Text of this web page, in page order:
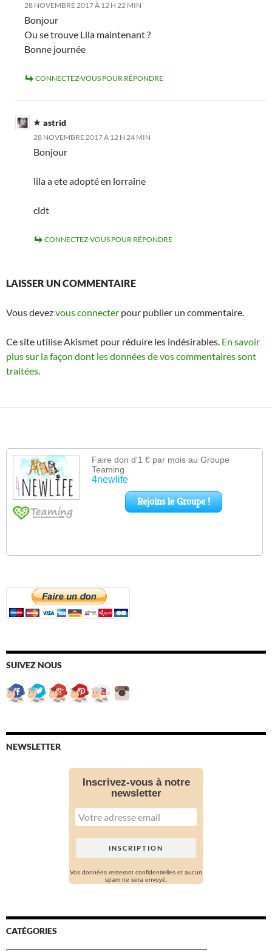
28 NOVEMBRE 2017 À 12 H 22 MIN
Bonjour
Ou se trouve Lila maintenant ?
Bonne journée
CONNECTEZ-VOUS POUR RÉPONDRE
astrid
28 NOVEMBRE 2017 À 12 H 24 MIN
Bonjour
lila a ete adopté en lorraine
cldt
CONNECTEZ-VOUS POUR RÉPONDRE
LAISSER UN COMMENTAIRE
Vous devezvous connecter pour publier un commentaire.
Ce site utilise Akismet pour réduire les indésirables. En savoir
plus sur la façon dont les données de vos commentaires sont
traitées.
SUIVEZ NOUS
NEWSLETTER
Inscrivez-vous à notre
newsletter
Vos données resteront confidentielles et aucun
spam ne sera envoyé.
CATÉGORIES